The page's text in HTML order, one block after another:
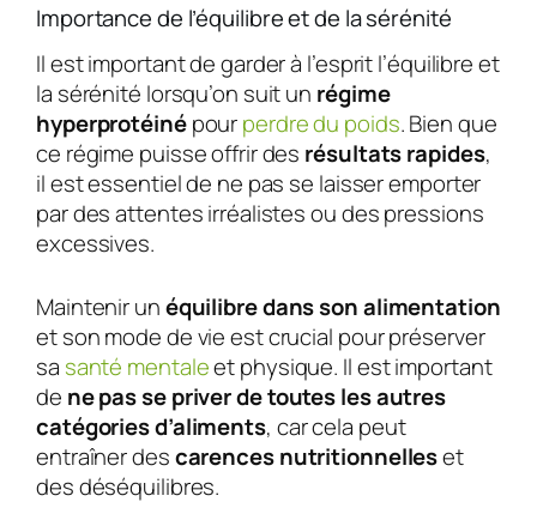
Importance de l’équilibre et de la sérénité
Il est important de garder à l’esprit l’équilibre et
la sérénité lorsqu’on suit un régime
hyperprotéinépourperdre du poids. Bien que
ce régime puisse offrir des résultats rapides,
il est essentiel de ne pas se laisser emporter
par des attentes irréalistes ou des pressions
excessives.
Maintenir unéquilibre dans son alimentation
et son mode de vie est crucial pour préserver
sa santé mentaleet physique. Il est important
de ne pas se priver de toutes les autres
catégories d’aliments, car cela peut
entraîner descarences nutritionnelleset
des déséquilibres.